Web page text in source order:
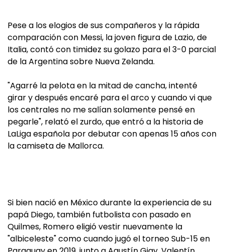
Pese a los elogios de sus compañeros y la rápida
comparación con Messi, la joven figura de Lazio, de
Italia, contó con timidez su golazo para el 3-0 parcial
de la Argentina sobre Nueva Zelanda.
"Agarré la pelota en la mitad de cancha, intenté
girar y después encaré para el arco y cuando vi que
los centrales no me salían solamente pensé en
pegarle", relató el zurdo, que entró a la historia de
LaLiga española por debutar con apenas 15 años con
la camiseta de Mallorca.
Si bien nació en México durante la experiencia de su
papá Diego, también futbolista con pasado en
Quilmes, Romero eligió vestir nuevamente la
"albiceleste" como cuando jugó el torneo Sub-15 en